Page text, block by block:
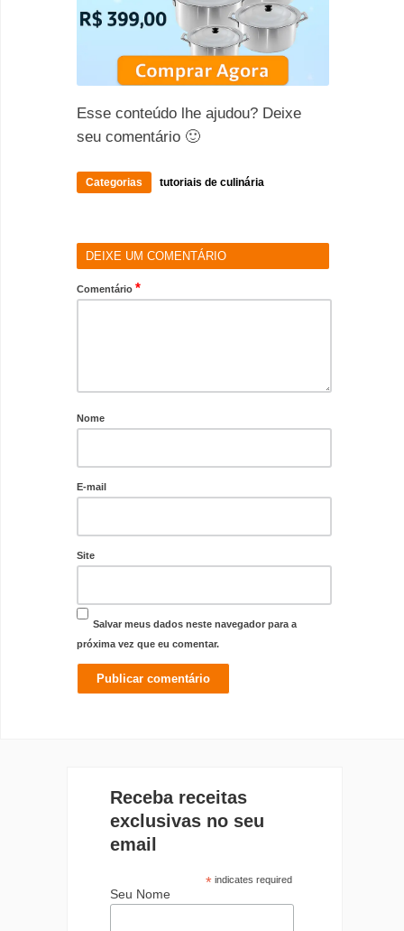
Esse conteúdo lhe ajudou? Deixe
seu comentário 🙂
Categorias tutoriais de culinária
DEIXE UM COMENTÁRIO
Comentário *
Nome
E-mail
Site
Salvar meus dados neste navegador para a
próxima vez que eu comentar.
Receba receitas
exclusivas no seu
email
*indicates required
Seu Nome